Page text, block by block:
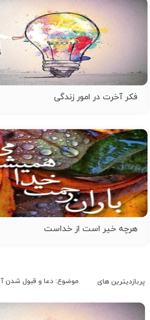
فکر آخرت در امور زندگی
هرچه خیر است از خداست
پربازدیترین های موضوع: دعا و قبول شدن آن